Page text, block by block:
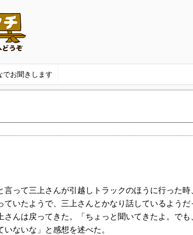
でお聞きします
言って三上さんが引越しトラックのほうに行った
いたようで、三上さんとかなり話しているようだ
さんは戻ってきた。「ちょっと聞いてきたよ。でも、
ないな」と感想を述べた。